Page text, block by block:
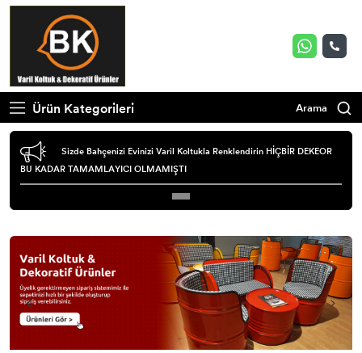
Ürün Kategorileri Arama
Sizde Bahçenizi Evinizi Varil Koltukla Renklendirin HİÇBİR DEKEOR
BU KADAR TAMAMLAYICI OLMAMIŞTI